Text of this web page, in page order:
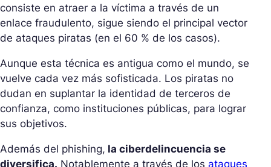
consiste en atraer a la víctima a través de un
enlace fraudulento, sigue siendo el principal vector
de ataques piratas (en el 60 % de los casos).
Aunque esta técnica es antigua como el mundo, se
vuelve cada vez más sofisticada. Los piratas no
dudan en suplantar la identidad de terceros de
confianza, como instituciones públicas, para lograr
sus objetivos.
Además del phishing, la ciberdelincuencia se
diversifica. Notablemente a través de los ataques